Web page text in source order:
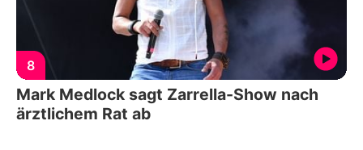
8
Mark Medlock sagt Zarrella-Show nach
ärztlichem Rat ab